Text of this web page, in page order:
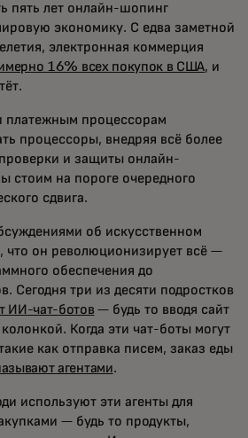
пять лет онлайн-шопинг
экономику. С едва заметной
электронная коммерция
16% всех покупок в США, и
платежным процессорам
процессоры, внедряя всё более
и защиты онлайн-
стоим на пороге очередного
сдвига.
об искусственном
что он революционизирует всё —
обеспечения до
Сегодня три из десяти подростков
ИИ-чат-ботов— будь то вводя сайт
Когда эти чат-боты могут
как отправка писем, заказ еды
агентами.
используют эти агенты для
— будь то продукты,